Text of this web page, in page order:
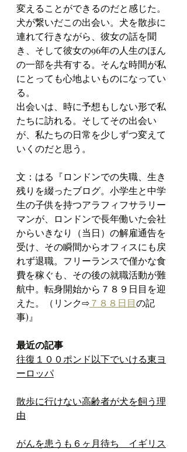
変えることができるのだと感じた。
犬が繋いだこの出会い。犬を散歩に
連れて行きながら、彼女の話を聞
き、そして彼女の96年の人生のほん
の一部を共有する。そんな時間が私
にとっても心地よいものになってい
る。
出会いは、時に予想もしない形で私
たちに訪れる。そしてその出会い
が、私たちの日常を少しずつ変えて
いくのだと思う。
文：はる『ロンドンでの失職、生き
残りを綴ったブログ。 小学生と中学
生の子供を持つアラフィフサラリー
マンが、ロンドンで長年働いた会社
からいきなり（当日）の解雇通告を
受け、その瞬間からオフィスにも戻
れず退職。フリーランスで僅かな食
費を稼ぐも、その後の就職活動が難
航中。転身開始から７８９日目を迎
えた。（リンク⇨７８８日目の記
事)』
最近の記事
往復１００ポンド以下でいける東ヨ
ーロッパ
散歩に行けない高齢者が犬を飼う理
由
がんを患うも６ヶ月待ち　イギリス